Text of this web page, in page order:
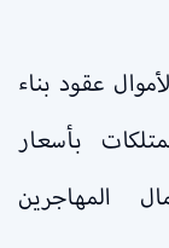
عقود بناء
بأسعار
المهاجرين